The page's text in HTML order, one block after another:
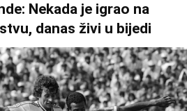
Nekada je igrao na
danas živi u bijedi